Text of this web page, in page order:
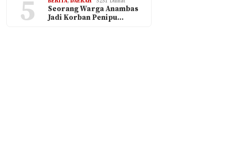
5
Seorang Warga Anambas
Jadi Korban Penipu…